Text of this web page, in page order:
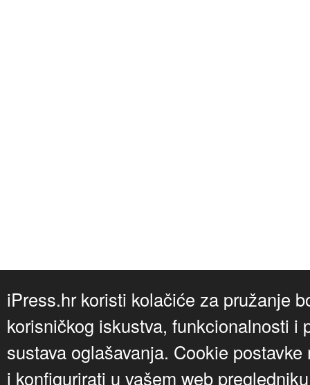
iPress.hr koristi kolačiće za pružanje
korisničkog iskustva, funkcionalnosti i
sustava oglašavanja. Cookie
i konfigurirati u vašem web